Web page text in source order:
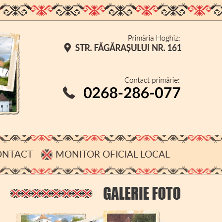
CONFIDENȚIALITATE
DESPRE COOKIE-URI
MONITOR OFICIAL LOCAL